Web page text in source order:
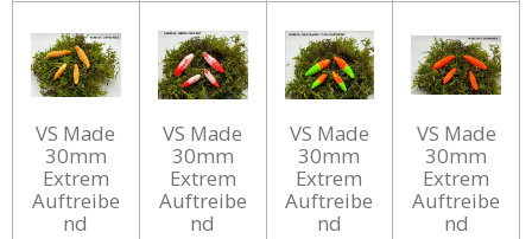
VS Made
30mm
Extrem
Auftreibe
nd
VS Made
30mm
Extrem
Auftreibe
nd
VS Made
30mm
Extrem
Auftreibe
nd
VS Made
30mm
Extrem
Auftreibe
nd